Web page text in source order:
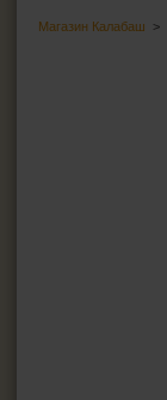
Магазин Калабаш >